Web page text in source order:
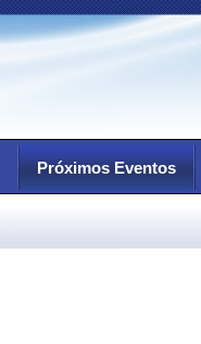
Próximos Eventos